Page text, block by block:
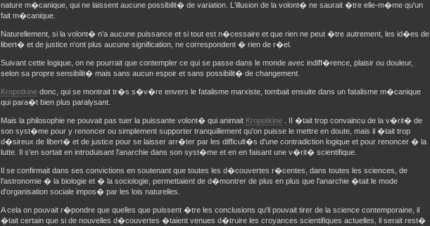
nature m�canique, qui ne laissent aucune possibilit� de variation. L'illusion de la volont� ne saurait �tre elle-m�me qu'un
fait m�canique.
Naturellement, si la volont� n'a aucune puissance et si tout est n�cessaire et que rien ne peut �tre autrement, les id�es de
libert� et de justice n'ont plus aucune signification, ne correspondent � rien de r�el.
Suivant cette logique, on ne pourrait que contempler ce qui se passe dans le monde avec indiff�rence, plaisir ou douleur,
selon sa propre sensibilit� mais sans aucun espoir et sans possibilit� de changement.
Kropotkine donc, qui se montrait tr�s s�v�re envers le fatalisme marxiste, tombait ensuite dans un fatalisme m�canique
qui para�t bien plus paralysant.
Mais la philosophie ne pouvait pas tuer la puissante volont� qui animait Kropotkine . II �tait trop convaincu de la v�rit� de
son syst�me pour y renoncer ou simplement supporter tranquillement qu'on puisse le mettre en doute, mais il �tait trop
d�sireux de libert� et de justice pour se laisser arr�ter par les difficult�s d'une contradiction logique et pour renoncer � la
lutte. Il s'en sortait en introduisant l'anarchie dans son syst�me et en en faisant une v�rit� scientifique.
Il se confirmait dans ses convictions en soutenant que toutes les d�couvertes r�centes, dans toutes les sciences, de
l'astronomie � la biologie et � la sociologie, permettaient de d�montrer de plus en plus que l'anarchie �tait le mode
d'organisation sociale impos� par les lois naturelles.
A cela on pouvait r�pondre que quelles que puissent �tre les conclusions qu'il pouvait tirer de la science contemporaine, il
�tait certain que si de nouvelles d�couvertes �taient venues d�truire les croyances scientifiques actuelles, il serait rest�